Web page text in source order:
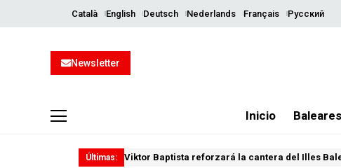
Català English Deutsch Nederlands Français Русский
Newsletter
Inicio Baleares
Últimas: Viktor Baptista reforzará la cantera del Illes